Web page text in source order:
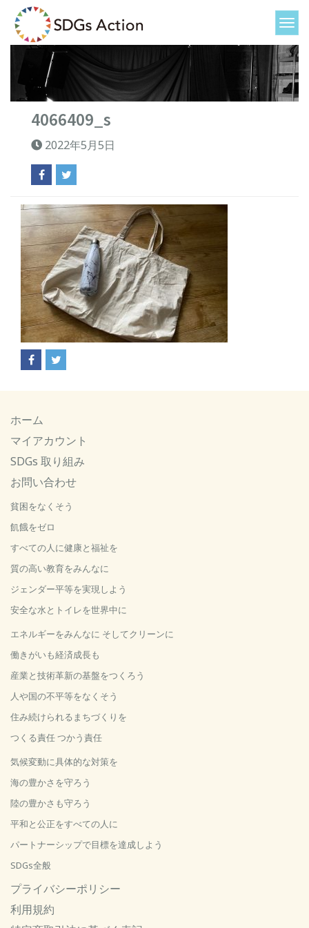
4066409_s
2022年5月5日
ホーム
マイアカウント
SDGs 取り組み
お問い合わせ
貧困をなくそう
飢餓をゼロ
すべての人に健康と福祉を
質の高い教育をみんなに
ジェンダー平等を実現しよう
安全な水とトイレを世界中に
エネルギーをみんなに そしてクリーンに
働きがいも経済成長も
産業と技術革新の基盤をつくろう
人や国の不平等をなくそう
住み続けられるまちづくりを
つくる責任 つかう責任
気候変動に具体的な対策を
海の豊かさを守ろう
陸の豊かさも守ろう
平和と公正をすべての人に
パートナーシップで目標を達成しよう
SDGs全般
プライバシーポリシー
利用規約